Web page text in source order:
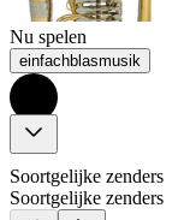
Nu spelen
einfachblasmusik
Soortgelijke zenders
Soortgelijke zenders